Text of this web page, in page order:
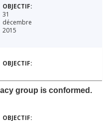
31
décembre
2015
group is conformed.